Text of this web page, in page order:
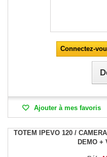
Connectez-
Ajouter à mes favoris
TOTEM IPEVO 120 /
DEMO +